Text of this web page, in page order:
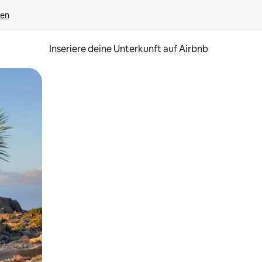
Inseriere deine Unterkunft auf Airbnb
oder Wischgesten.